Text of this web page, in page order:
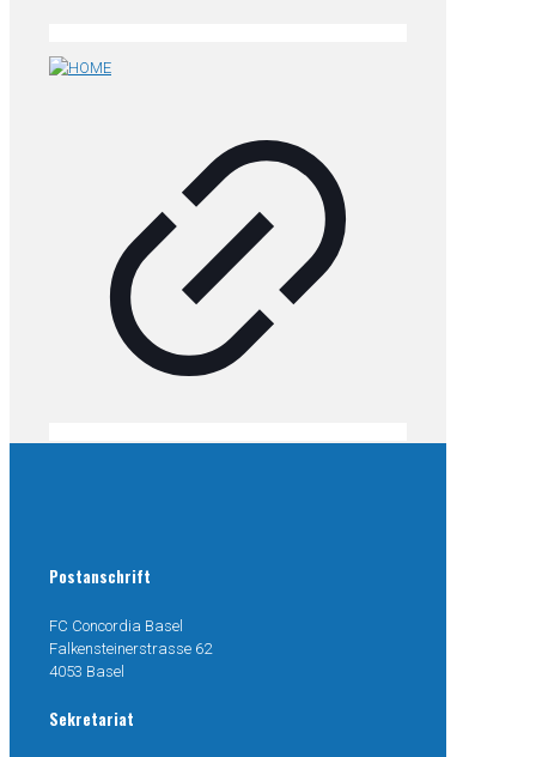
Postanschrift
FC Concordia Basel
Falkensteinerstrasse 62
4053 Basel
Sekretariat